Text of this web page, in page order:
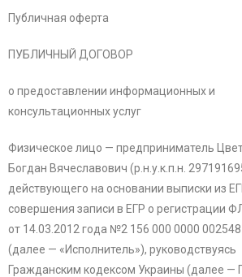
Публичная оферта
ПУБЛИЧНЫЙ ДОГОВОР
о предоставлении информационных и
консультационных услуг
Физическое лицо — предприниматель
Богдан Вячеславович (р.н.у.к.п.н.
действующего на основании выписки из
совершения записи в ЕГР о регистрации
от 14.03.2012 года №2 156 000 0000 002548
(далее — «Исполнитель»), руководствуясь
Гражданским кодексом Украины (далее —